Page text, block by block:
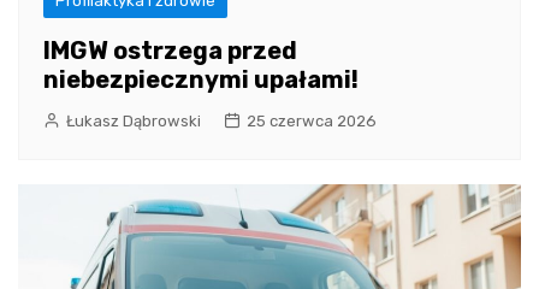
IMGW ostrzega przed
niebezpiecznymi upałami!
Łukasz Dąbrowski 25 czerwca 2026